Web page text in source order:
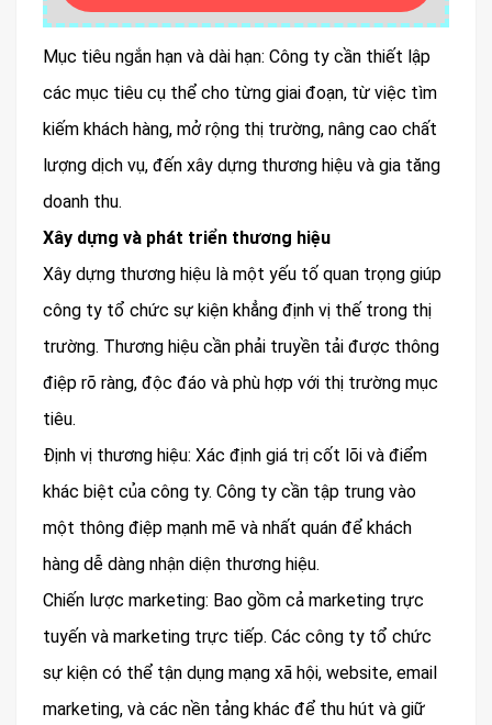
Mục tiêu ngắn hạn và dài hạn: Công ty cần thiết lập
các mục tiêu cụ thể cho từng giai đoạn, từ việc tìm
kiếm khách hàng, mở rộng thị trường, nâng cao chất
lượng dịch vụ, đến xây dựng thương hiệu và gia tăng
doanh thu.
Xây dựng và phát triển thương hiệu
Xây dựng thương hiệu là một yếu tố quan trọng giúp
công ty tổ chức sự kiện khẳng định vị thế trong thị
trường. Thương hiệu cần phải truyền tải được thông
điệp rõ ràng, độc đáo và phù hợp với thị trường mục
tiêu.
Định vị thương hiệu: Xác định giá trị cốt lõi và điểm
khác biệt của công ty. Công ty cần tập trung vào
một thông điệp mạnh mẽ và nhất quán để khách
hàng dễ dàng nhận diện thương hiệu.
Chiến lược marketing: Bao gồm cả marketing trực
tuyến và marketing trực tiếp. Các công ty tổ chức
sự kiện có thể tận dụng mạng xã hội, website, email
marketing, và các nền tảng khác để thu hút và giữ